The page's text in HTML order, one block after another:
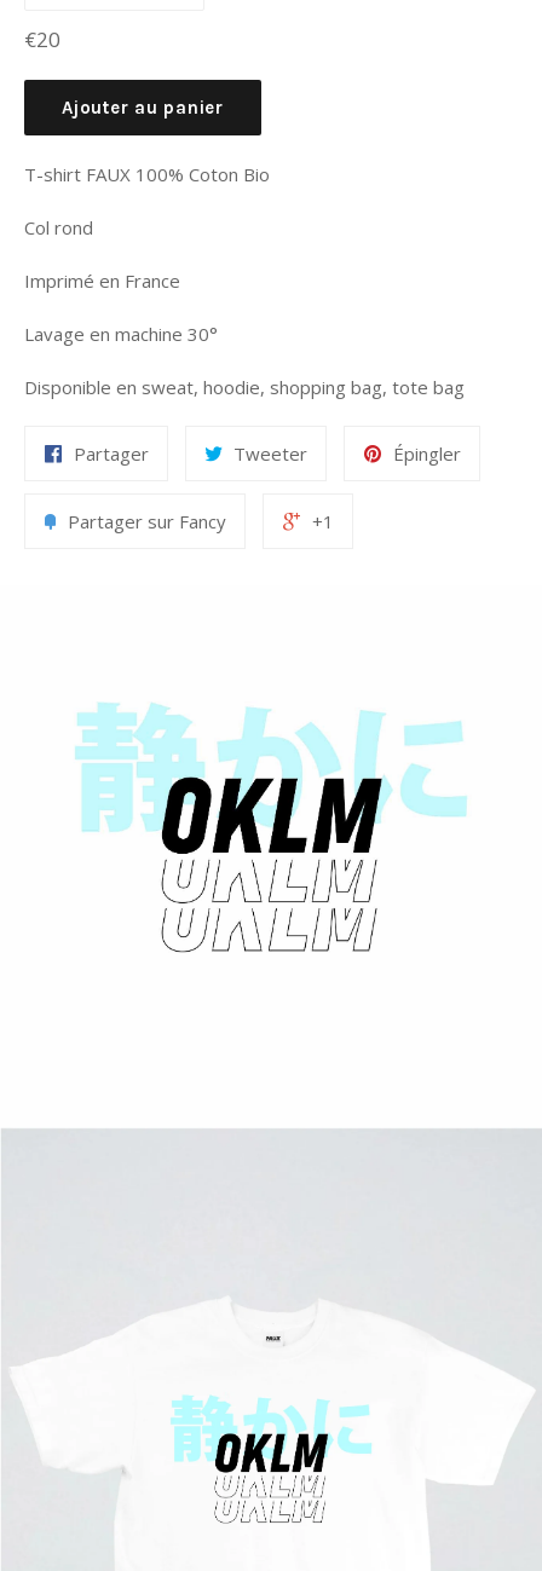
Prix
€20
Ajouter au panier
T-shirt FAUX 100% Coton Bio
Col rond
Imprimé en France
Lavage en machine 30°
Disponible en sweat, hoodie, shopping bag, tote bag
Partager Tweeter Épingler
Partager sur Fancy +1